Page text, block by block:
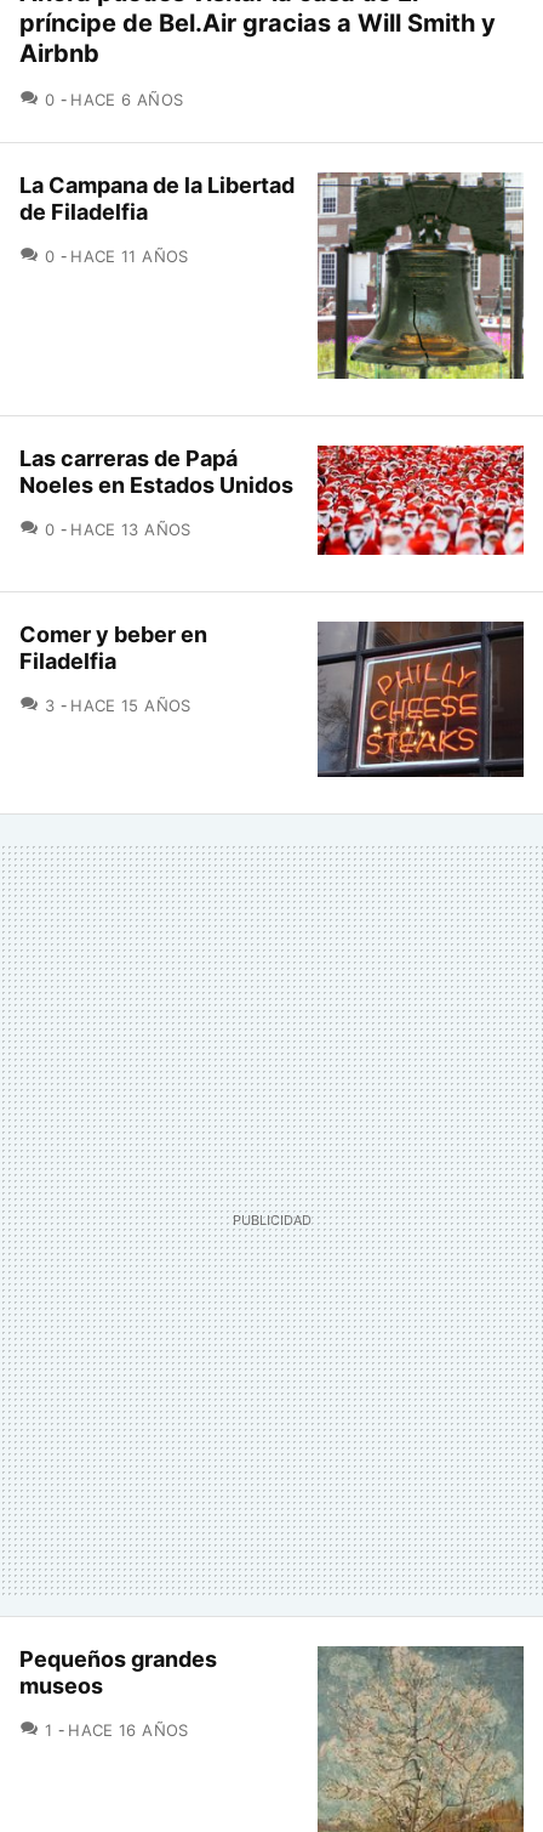
príncipe de Bel.Air gracias a Will Smith y
Airbnb
0 COMENTARIOS
HACE 6 AÑOS
La Campana de la Libertad
de Filadelfia
0 COMENTARIOS
HACE 11 AÑOS
Las carreras de Papá
Noeles en Estados Unidos
0 COMENTARIOS
HACE 13 AÑOS
Comer y beber en
Filadelfia
3 COMENTARIOS
HACE 15 AÑOS
Pequeños grandes
museos
1 COMENTARIOS
HACE 16 AÑOS